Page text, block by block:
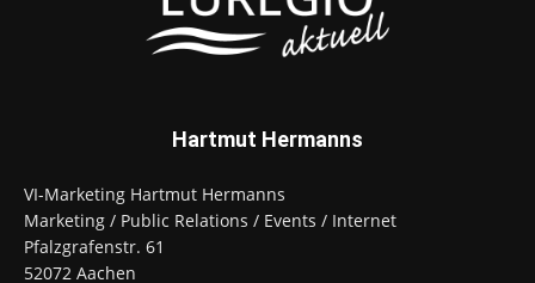
Hartmut Hermanns
VI-Marketing Hartmut Hermanns
Marketing / Public Relations / Events / Internet
Pfalzgrafenstr. 61
52072 Aachen